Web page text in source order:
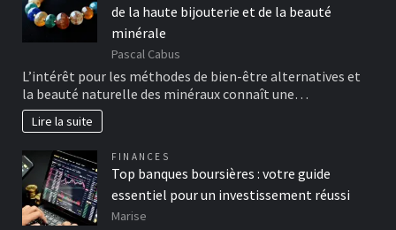
de la haute bijouterie et de la beauté
minérale
Pascal Cabus
L’intérêt pour les méthodes de bien-être alternatives et
la beauté naturelle des minéraux connaît une…
Lire la suite
FINANCES
Top banques boursières : votre guide
essentiel pour un investissement réussi
Marise